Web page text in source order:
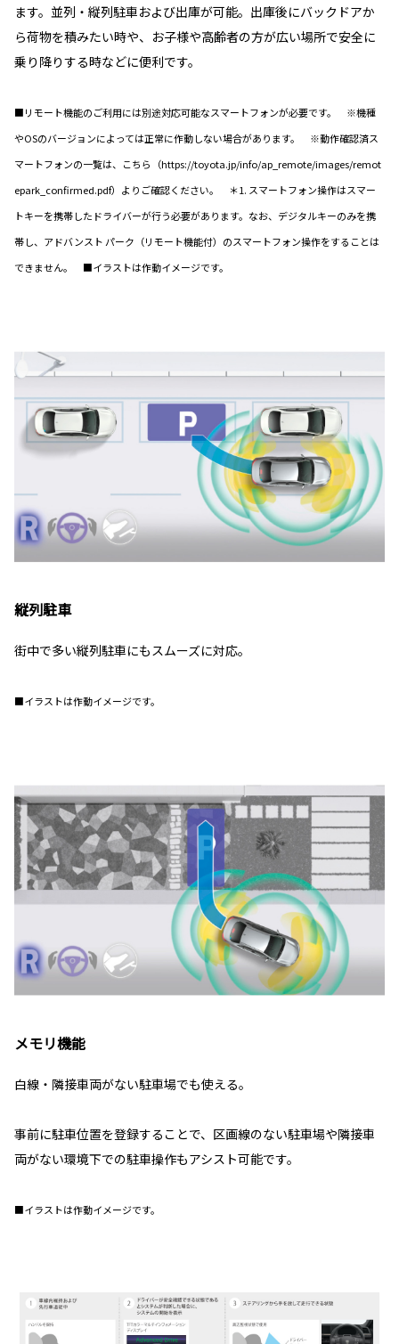
ます。並列・縦列駐車および出庫が可能。出庫後にバックドアか
ら荷物を積みたい時や、お子様や高齢者の方が広い場所で安全に
乗り降りする時などに便利です。
■リモート機能のご利用には別途対応可能なスマートフォンが必要です。 ※機種
やOSのバージョンによっては正常に作動しない場合があります。 ※動作確認済ス
マートフォンの一覧は、こちら（https://toyota.jp/info/ap_remote/images/remot
epark_confirmed.pdf）よりご確認ください。 ＊1. スマートフォン操作はスマー
トキーを携帯したドライバーが行う必要があります。なお、デジタルキーのみを携
帯し、アドバンスト パーク（リモート機能付）のスマートフォン操作をすることは
できません。 ■イラストは作動イメージです。
縦列駐車
街中で多い縦列駐車にもスムーズに対応。
■イラストは作動イメージです。
メモリ機能
白線・隣接車両がない駐車場でも使える。
事前に駐車位置を登録することで、区画線のない駐車場や隣接車
両がない環境下での駐車操作もアシスト可能です。
■イラストは作動イメージです。